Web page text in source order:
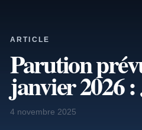
ARTICLE
Parution
janvier 2026
4 novembre 2025